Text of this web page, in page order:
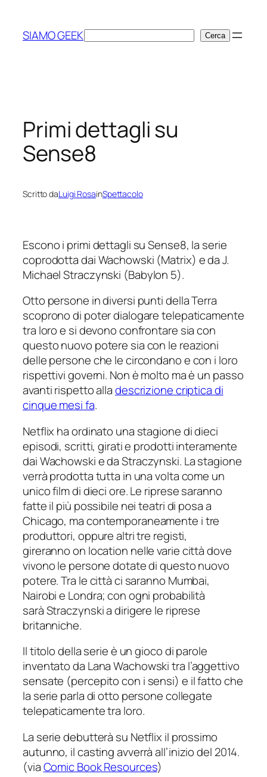
contenuto
SIAMO GEEKCerca Cerca
Primi dettagli su
Sense8
Scritto daLuigi RosainSpettacolo
Escono i primi dettagli su Sense8, la serie
coprodotta dai Wachowski (Matrix) e da J.
Michael Straczynski (Babylon 5).
Otto persone in diversi punti della Terra
scoprono di poter dialogare telepaticamente
tra loro e si devono confrontare sia con
questo nuovo potere sia con le reazioni
delle persone che le circondano e con i loro
rispettivi governi. Non è molto ma è un passo
avanti rispetto alladescrizione criptica di
cinque mesi fa.
Netflix ha ordinato una stagione di dieci
episodi, scritti, girati e prodotti interamente
dai Wachowski e da Straczynski. La stagione
verrà prodotta tutta in una volta come un
unico film di dieci ore. Le riprese saranno
fatte il più possibile nei teatri di posa a
Chicago, ma contemporaneamente i tre
produttori, oppure altri tre registi,
girerannoon location nelle varie città dove
vivono le persone dotate di questo nuovo
potere. Tra le città ci saranno Mumbai,
Nairobi e Londra; con ogni probabilità
sarà Straczynski a dirigere le riprese
britanniche.
Il titolo della serie è un gioco di parole
inventato da Lana Wachowski tra l’aggettivo
sensate (percepito con i sensi) e il fatto che
la serie parla di otto persone collegate
telepaticamente tra loro.
La serie debutterà su Netflix il prossimo
autunno, ilcastingavverrà all’inizio del 2014.
(viaComic Book Resources)